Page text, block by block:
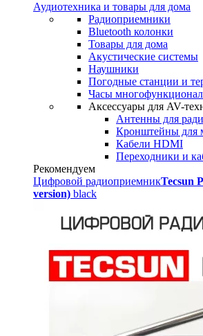
Аудиотехника и товары для дома
Радиоприемники
Bluetooth колонки
Товары для дома
Акустические системы
Наушники
Погодные станции и
Часы
Аксессуары для AV-
Антенны для
Кронштейны для
Кабели HDMI
Переходники и
Рекомендуем
Цифровой радиоприемникTecsun
version) black